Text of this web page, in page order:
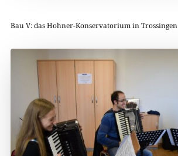
Bau V: das Hohner-Konservatorium in Trossingen